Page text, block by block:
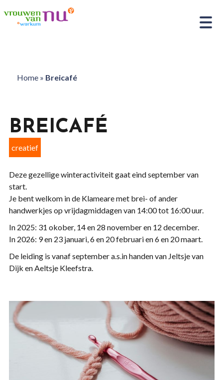
Home» Breicafé
BREICAFÉ
creatief
Deze gezellige winteractiviteit gaat eind september van
start.
Je bent welkom in de Klameare met brei- of ander
handwerkjes op vrijdagmiddagen van 14:00 tot 16:00 uur.
In 2025: 31 okober, 14 en 28 november en 12 december.
In 2026: 9 en 23 januari, 6 en 20 februari en 6 en 20 maart.
De leiding is vanaf september a.s.in handen van Jeltsje van
Dijk en Aeltsje Kleefstra.